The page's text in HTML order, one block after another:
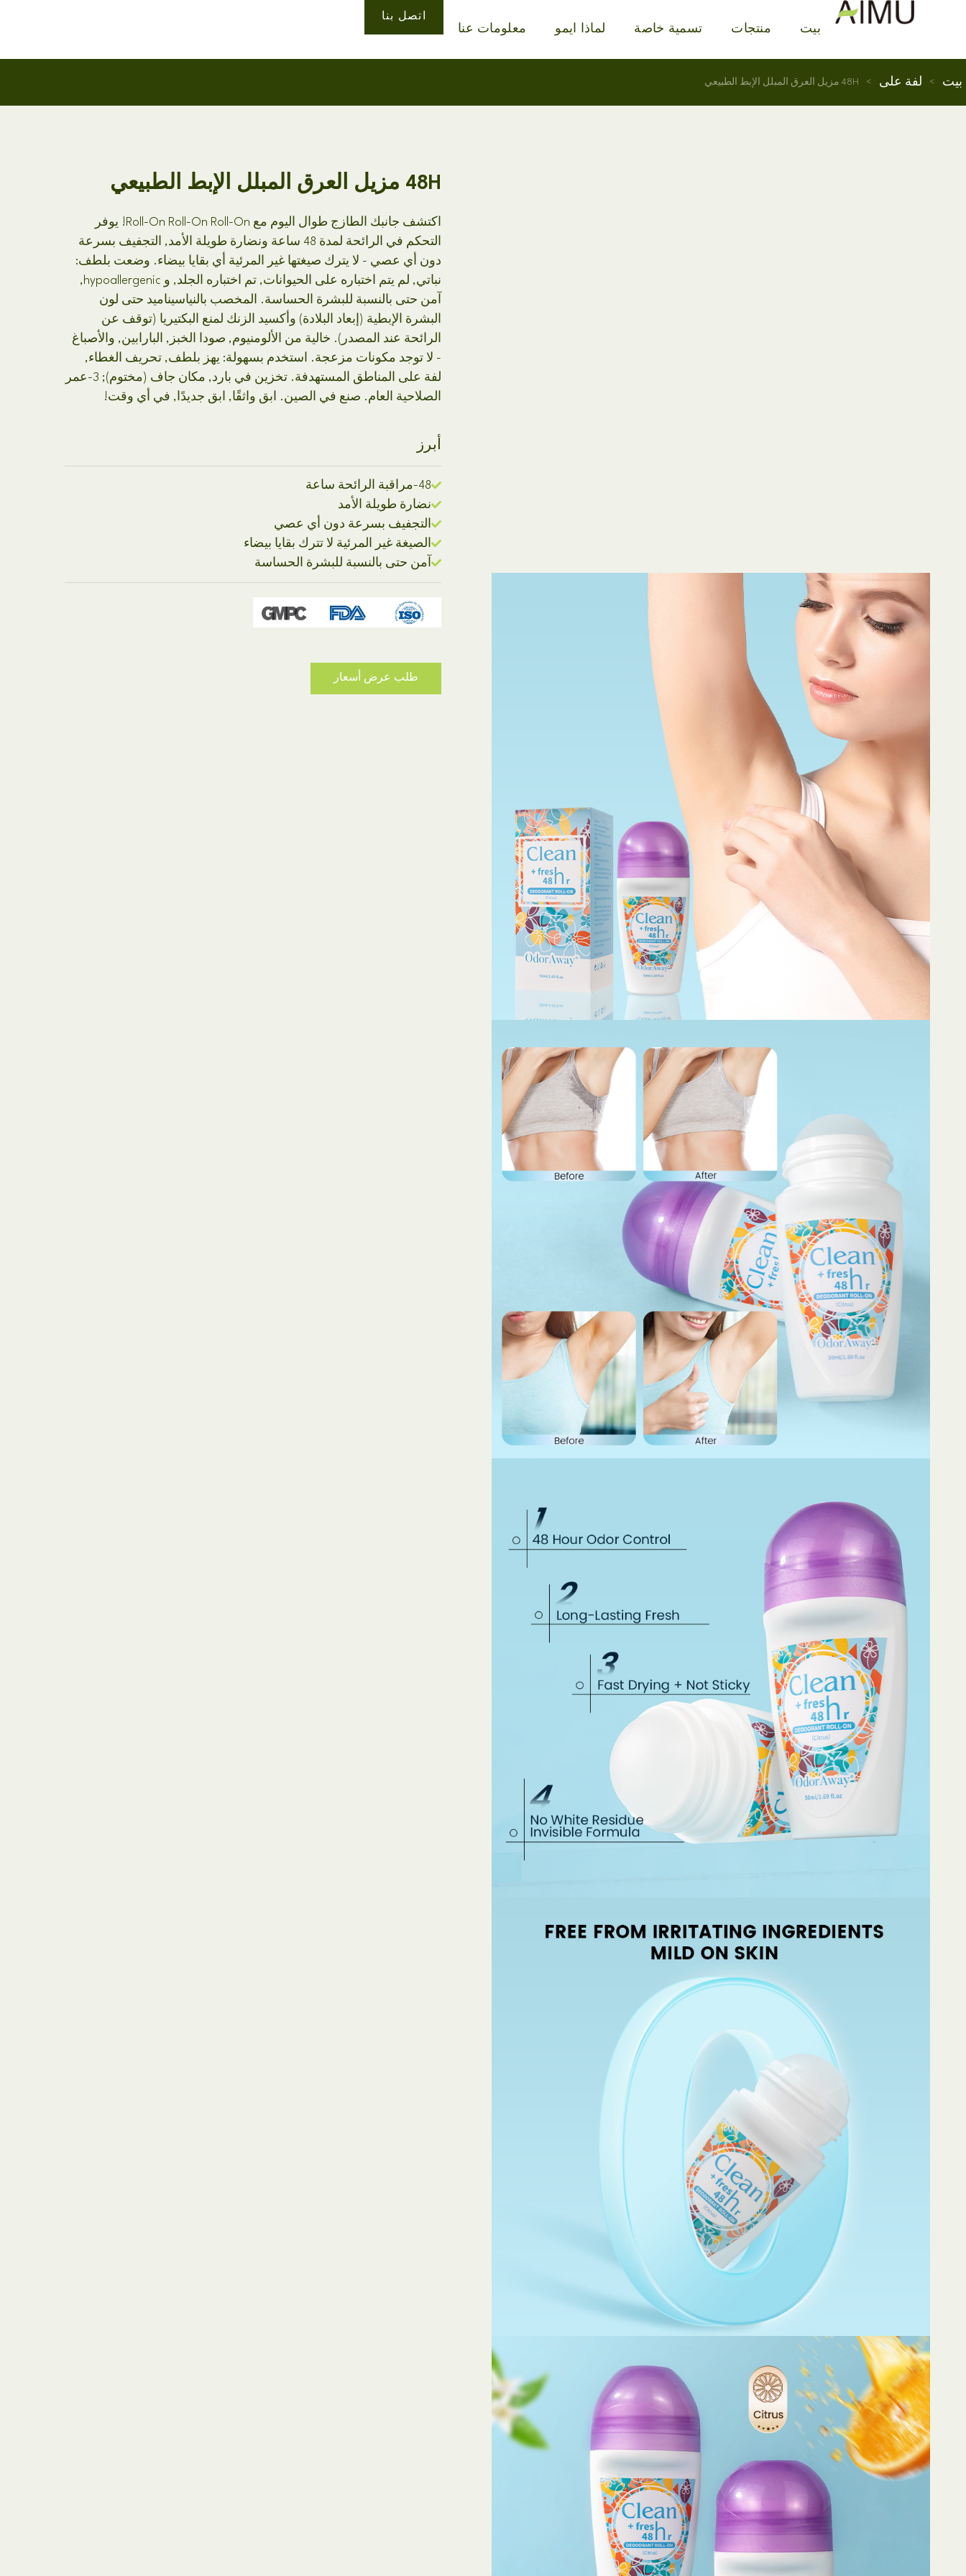
بيت منتجات تسمية خاصة لماذا ايمو معلومات عنا
اتصل بنا
بيت > لفة على > 48H مزيل العرق المبلل الإبط الطبيعي
48H مزيل العرق المبلل الإبط الطبيعي
اكتشف جانبك الطازج طوال اليوم مع Roll-On Roll-On Roll-On! يوفر
التحكم في الرائحة لمدة 48 ساعة ونضارة طويلة الأمد, التجفيف بسرعة
دون أي عصي - لا يترك صيغتها غير المرئية أي بقايا بيضاء. وضعت بلطف:
نباتي, لم يتم اختباره على الحيوانات, تم اختباره الجلد, و hypoallergenic,
آمن حتى بالنسبة للبشرة الحساسة. المخصب بالنياسيناميد حتى لون
البشرة الإبطية (إبعاد البلادة) وأكسيد الزنك لمنع البكتيريا (توقف عن
الرائحة عند المصدر). خالية من الألومنيوم, صودا الخبز, البارابين, والأصباغ
- لا توجد مكونات مزعجة. استخدم بسهولة: يهز بلطف, تحريف الغطاء,
لفة على المناطق المستهدفة. تخزين في بارد, مكان جاف (مختوم); 3-عمر
الصلاحية العام. صنع في الصين. ابق واثقًا, ابق جديدًا, في أي وقت!
أبرز
48-مراقبة الرائحة ساعة
نضارة طويلة الأمد
التجفيف بسرعة دون أي عصي
الصيغة غير المرئية لا تترك بقايا بيضاء
آمن حتى بالنسبة للبشرة الحساسة
طلب عرض أسعار